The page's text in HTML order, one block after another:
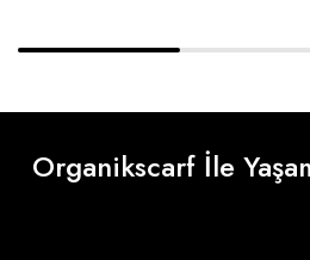
Organikscarf İle